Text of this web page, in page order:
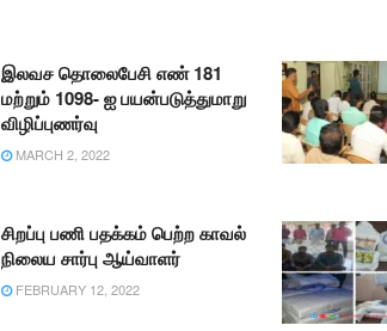
இலவச தொலைபேசி எண் 181
மற்றும் 1098- ஐ பயன்படுத்துமாறு
விழிப்புணர்வு
MARCH 2, 2022
சிறப்பு பணி பதக்கம் பெற்ற காவல்
நிலைய சார்பு ஆய்வாளர்
FEBRUARY 12, 2022